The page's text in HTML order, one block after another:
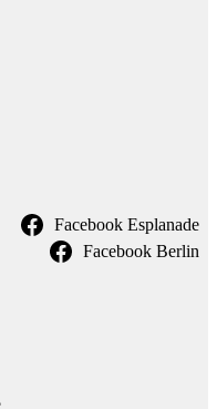
Facebook Esplanade
Facebook Berlin